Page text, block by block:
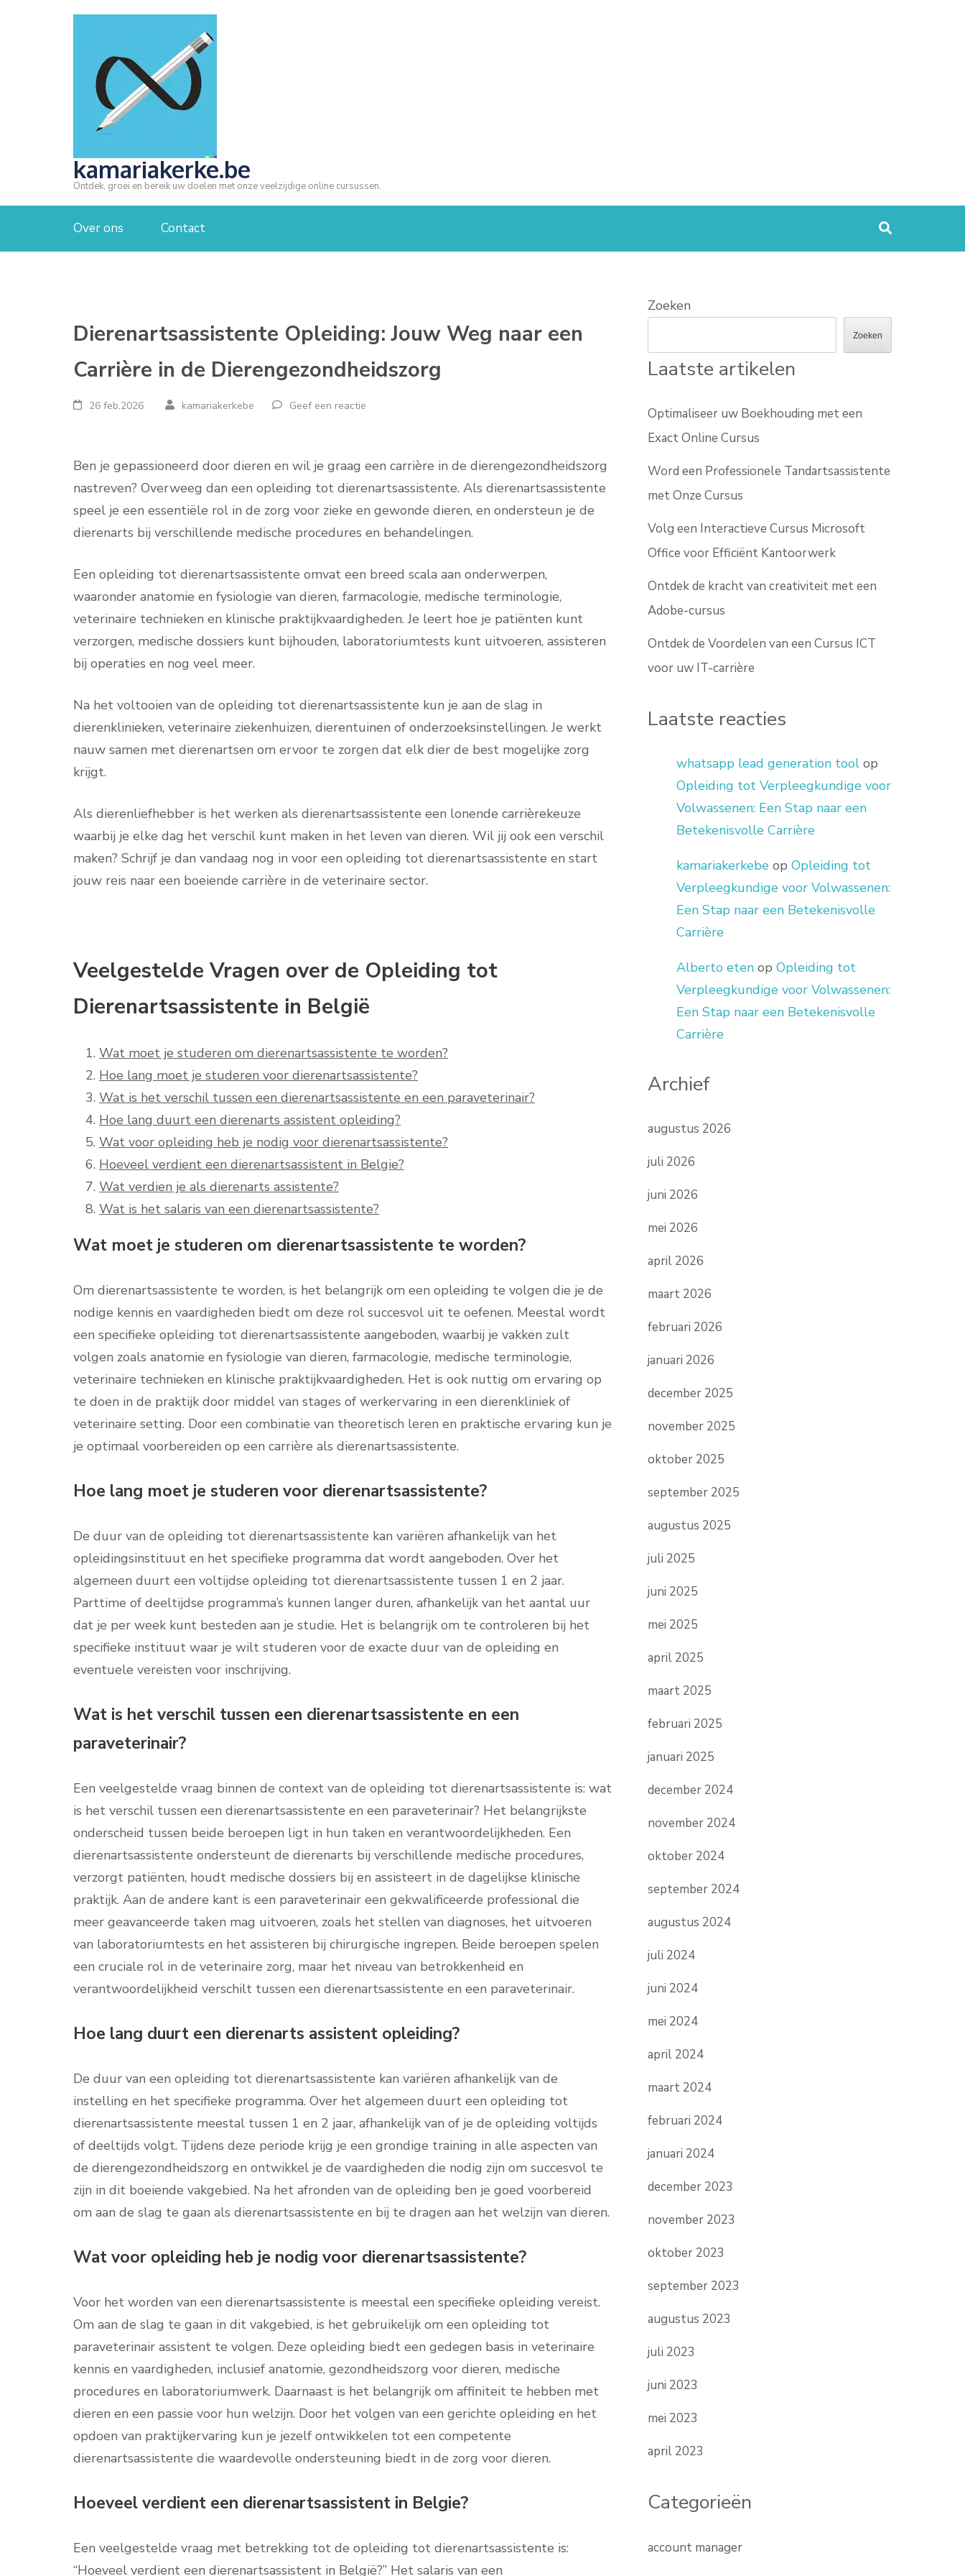
kamariakerke.be
Ontdek, groei en bereik uw doelen met onze veelzijdige online cursussen.
Over ons Contact
Dierenartsassistente Opleiding: Jouw Weg naar een
Carrière in de Dierengezondheidszorg
26 feb,2026 kamariakerkebe Geef een reactie
Ben je gepassioneerd door dieren en wil je graag een carrière in de dierengezondheidszorg
nastreven? Overweeg dan een opleiding tot dierenartsassistente. Als dierenartsassistente
speel je een essentiële rol in de zorg voor zieke en gewonde dieren, en ondersteun je de
dierenarts bij verschillende medische procedures en behandelingen.
Een opleiding tot dierenartsassistente omvat een breed scala aan onderwerpen,
waaronder anatomie en fysiologie van dieren, farmacologie, medische terminologie,
veterinaire technieken en klinische praktijkvaardigheden. Je leert hoe je patiënten kunt
verzorgen, medische dossiers kunt bijhouden, laboratoriumtests kunt uitvoeren, assisteren
bij operaties en nog veel meer.
Na het voltooien van de opleiding tot dierenartsassistente kun je aan de slag in
dierenklinieken, veterinaire ziekenhuizen, dierentuinen of onderzoeksinstellingen. Je werkt
nauw samen met dierenartsen om ervoor te zorgen dat elk dier de best mogelijke zorg
krijgt.
Als dierenliefhebber is het werken als dierenartsassistente een lonende carrièrekeuze
waarbij je elke dag het verschil kunt maken in het leven van dieren. Wil jij ook een verschil
maken? Schrijf je dan vandaag nog in voor een opleiding tot dierenartsassistente en start
jouw reis naar een boeiende carrière in de veterinaire sector.
Veelgestelde Vragen over de Opleiding tot
Dierenartsassistente in België
Wat moet je studeren om dierenartsassistente te worden?
Hoe lang moet je studeren voor dierenartsassistente?
Wat is het verschil tussen een dierenartsassistente en een paraveterinair?
Hoe lang duurt een dierenarts assistent opleiding?
Wat voor opleiding heb je nodig voor dierenartsassistente?
Hoeveel verdient een dierenartsassistent in Belgie?
Wat verdien je als dierenarts assistente?
Wat is het salaris van een dierenartsassistente?
Wat moet je studeren om dierenartsassistente te worden?
Om dierenartsassistente te worden, is het belangrijk om een opleiding te volgen die je de
nodige kennis en vaardigheden biedt om deze rol succesvol uit te oefenen. Meestal wordt
een specifieke opleiding tot dierenartsassistente aangeboden, waarbij je vakken zult
volgen zoals anatomie en fysiologie van dieren, farmacologie, medische terminologie,
veterinaire technieken en klinische praktijkvaardigheden. Het is ook nuttig om ervaring op
te doen in de praktijk door middel van stages of werkervaring in een dierenkliniek of
veterinaire setting. Door een combinatie van theoretisch leren en praktische ervaring kun je
je optimaal voorbereiden op een carrière als dierenartsassistente.
Hoe lang moet je studeren voor dierenartsassistente?
De duur van de opleiding tot dierenartsassistente kan variëren afhankelijk van het
opleidingsinstituut en het specifieke programma dat wordt aangeboden. Over het
algemeen duurt een voltijdse opleiding tot dierenartsassistente tussen 1 en 2 jaar.
Parttime of deeltijdse programma’s kunnen langer duren, afhankelijk van het aantal uur
dat je per week kunt besteden aan je studie. Het is belangrijk om te controleren bij het
specifieke instituut waar je wilt studeren voor de exacte duur van de opleiding en
eventuele vereisten voor inschrijving.
Wat is het verschil tussen een dierenartsassistente en een
paraveterinair?
Een veelgestelde vraag binnen de context van de opleiding tot dierenartsassistente is: wat
is het verschil tussen een dierenartsassistente en een paraveterinair? Het belangrijkste
onderscheid tussen beide beroepen ligt in hun taken en verantwoordelijkheden. Een
dierenartsassistente ondersteunt de dierenarts bij verschillende medische procedures,
verzorgt patiënten, houdt medische dossiers bij en assisteert in de dagelijkse klinische
praktijk. Aan de andere kant is een paraveterinair een gekwalificeerde professional die
meer geavanceerde taken mag uitvoeren, zoals het stellen van diagnoses, het uitvoeren
van laboratoriumtests en het assisteren bij chirurgische ingrepen. Beide beroepen spelen
een cruciale rol in de veterinaire zorg, maar het niveau van betrokkenheid en
verantwoordelijkheid verschilt tussen een dierenartsassistente en een paraveterinair.
Hoe lang duurt een dierenarts assistent opleiding?
De duur van een opleiding tot dierenartsassistente kan variëren afhankelijk van de
instelling en het specifieke programma. Over het algemeen duurt een opleiding tot
dierenartsassistente meestal tussen 1 en 2 jaar, afhankelijk van of je de opleiding voltijds
of deeltijds volgt. Tijdens deze periode krijg je een grondige training in alle aspecten van
de dierengezondheidszorg en ontwikkel je de vaardigheden die nodig zijn om succesvol te
zijn in dit boeiende vakgebied. Na het afronden van de opleiding ben je goed voorbereid
om aan de slag te gaan als dierenartsassistente en bij te dragen aan het welzijn van dieren.
Wat voor opleiding heb je nodig voor dierenartsassistente?
Voor het worden van een dierenartsassistente is meestal een specifieke opleiding vereist.
Om aan de slag te gaan in dit vakgebied, is het gebruikelijk om een opleiding tot
paraveterinair assistent te volgen. Deze opleiding biedt een gedegen basis in veterinaire
kennis en vaardigheden, inclusief anatomie, gezondheidszorg voor dieren, medische
procedures en laboratoriumwerk. Daarnaast is het belangrijk om affiniteit te hebben met
dieren en een passie voor hun welzijn. Door het volgen van een gerichte opleiding en het
opdoen van praktijkervaring kun je jezelf ontwikkelen tot een competente
dierenartsassistente die waardevolle ondersteuning biedt in de zorg voor dieren.
Hoeveel verdient een dierenartsassistent in Belgie?
Een veelgestelde vraag met betrekking tot de opleiding tot dierenartsassistente is:
“Hoeveel verdient een dierenartsassistent in België?” Het salaris van een
Zoeken
Zoeken
Laatste artikelen
Optimaliseer uw Boekhouding met een
Exact Online Cursus
Word een Professionele Tandartsassistente
met Onze Cursus
Volg een Interactieve Cursus Microsoft
Office voor Efficiënt Kantoorwerk
Ontdek de kracht van creativiteit met een
Adobe-cursus
Ontdek de Voordelen van een Cursus ICT
voor uw IT-carrière
Laatste reacties
whatsapp lead generation tool op
Opleiding tot Verpleegkundige voor
Volwassenen: Een Stap naar een
Betekenisvolle Carrière
kamariakerkebe opOpleiding tot
Verpleegkundige voor Volwassenen:
Een Stap naar een Betekenisvolle
Carrière
Alberto eten opOpleiding tot
Verpleegkundige voor Volwassenen:
Een Stap naar een Betekenisvolle
Carrière
Archief
augustus 2026
juli 2026
juni 2026
mei 2026
april 2026
maart 2026
februari 2026
januari 2026
december 2025
november 2025
oktober 2025
september 2025
augustus 2025
juli 2025
juni 2025
mei 2025
april 2025
maart 2025
februari 2025
januari 2025
december 2024
november 2024
oktober 2024
september 2024
augustus 2024
juli 2024
juni 2024
mei 2024
april 2024
maart 2024
februari 2024
januari 2024
december 2023
november 2023
oktober 2023
september 2023
augustus 2023
juli 2023
juni 2023
mei 2023
april 2023
Categorieën
account manager